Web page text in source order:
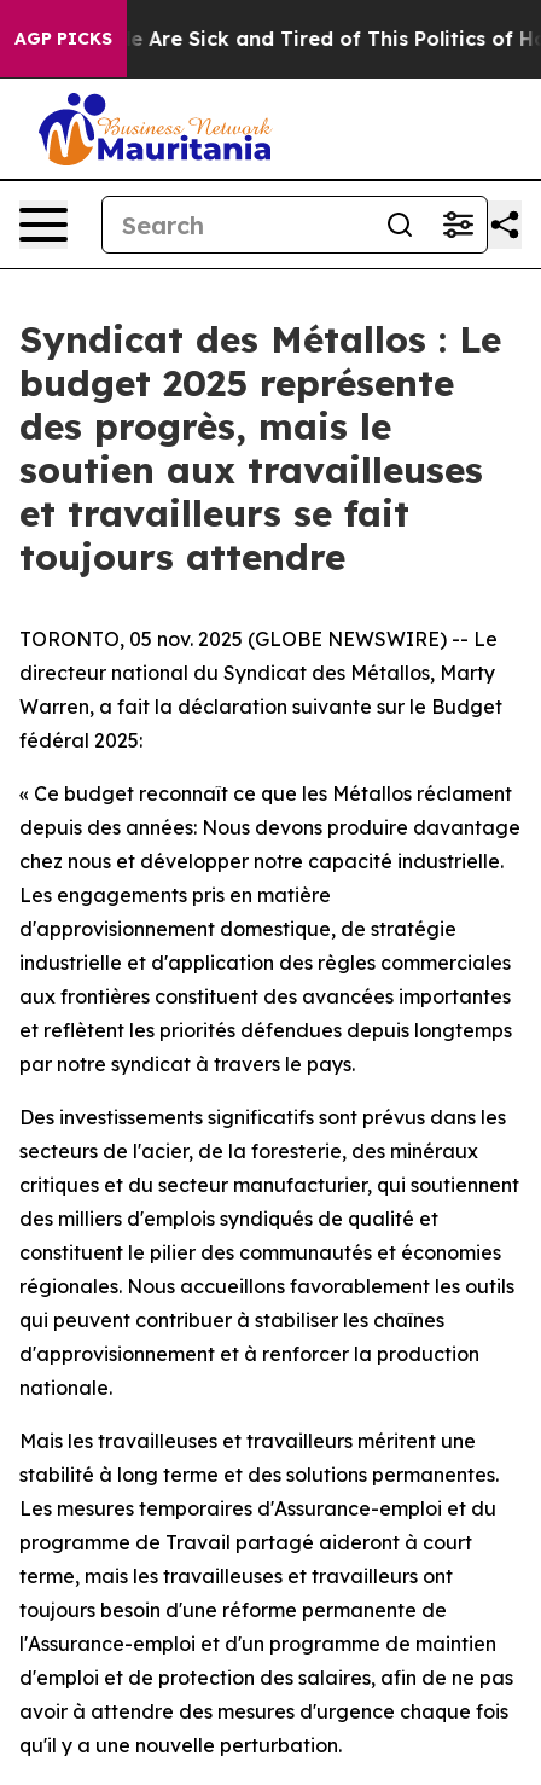
AGP PICKS
“People Are Sick and Tired of This Politics of
Syndicat des Métallos : Le
budget 2025 représente
des progrès, mais le
soutien aux travailleuses
et travailleurs se fait
toujours attendre
TORONTO, 05 nov. 2025 (GLOBE NEWSWIRE) -- Le
directeur national du Syndicat des Métallos, Marty
Warren, a fait la déclaration suivante sur le Budget
fédéral 2025:
« Ce budget reconnaît ce que les Métallos réclament
depuis des années: Nous devons produire davantage
chez nous et développer notre capacité industrielle.
Les engagements pris en matière
d'approvisionnement domestique, de stratégie
industrielle et d'application des règles commerciales
aux frontières constituent des avancées importantes
et reflètent les priorités défendues depuis longtemps
par notre syndicat à travers le pays.
Des investissements significatifs sont prévus dans les
secteurs de l'acier, de la foresterie, des minéraux
critiques et du secteur manufacturier, qui soutiennent
des milliers d'emplois syndiqués de qualité et
constituent le pilier des communautés et économies
régionales. Nous accueillons favorablement les outils
qui peuvent contribuer à stabiliser les chaînes
d'approvisionnement et à renforcer la production
nationale.
Mais les travailleuses et travailleurs méritent une
stabilité à long terme et des solutions permanentes.
Les mesures temporaires d'Assurance-emploi et du
programme de Travail partagé aideront à court
terme, mais les travailleuses et travailleurs ont
toujours besoin d'une réforme permanente de
l'Assurance-emploi et d'un programme de maintien
d'emploi et de protection des salaires, afin de ne pas
avoir à attendre des mesures d'urgence chaque fois
qu'il y a une nouvelle perturbation.